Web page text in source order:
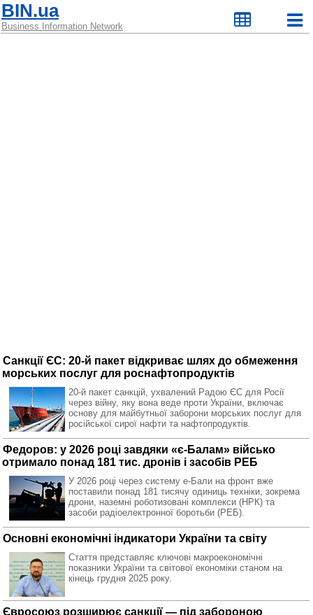
BIN.ua
Business Information Network
Санкції ЄС: 20-й пакет відкриває шлях до обмеження
морських послуг для роснафтопродуктів
20-й пакет санкцій, ухвалений Радою ЄС для Росії
через війну, яку вона веде проти України, включає
основу для майбутньої заборони морських послуг для
російської сирої нафти та нафтопродуктів.
Федоров: у 2026 році завдяки «є-Балам» військо
отримало понад 181 тис. дронів і засобів РЕБ
У 2026 році через систему е-Бали на фронт вже
поставили понад 181 тисячу одиниць техніки, зокрема
дрони, наземні роботизовані комплекси (НРК) та
засоби радіоелектронної боротьби (РЕБ).
Основні економічні індикатори України та світу
Стаття представляє ключові макроекономічні
показники України та світової економіки станом на
кінець грудня 2025 року.
Євросоюз розширює санкції — під забороною